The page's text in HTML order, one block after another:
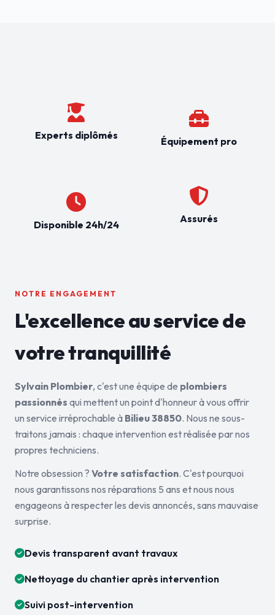
Experts diplômés
Disponible 24h/24
Équipement pro
Assurés
NOTRE ENGAGEMENT
L'excellence au service de
votre tranquillité
Sylvain Plombier, c'est une équipe de plombiers
passionnés qui mettent un point d'honneur à vous offrir
un service irréprochable à Bilieu 38850. Nous ne sous-
traitons jamais : chaque intervention est réalisée par nos
propres techniciens.
Notre obsession ? Votre satisfaction. C'est pourquoi
nous garantissons nos réparations 5 ans et nous nous
engageons à respecter les devis annoncés, sans mauvaise
surprise.
Devis transparent avant travaux
Nettoyage du chantier après intervention
Suivi post-intervention